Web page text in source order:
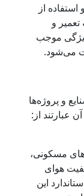
از
تعمیر و
موجب
می‌شود.
و پروژه‌ها
عبارتند از:
مسکونی،
هوای
این